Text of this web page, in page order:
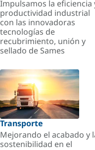
Impulsamos la eficiencia
productividad industrial
con las innovadoras
tecnologías de
recubrimiento, unión y
sellado de Sames
Transporte
Mejorando el acabado y
sostenibilidad en el